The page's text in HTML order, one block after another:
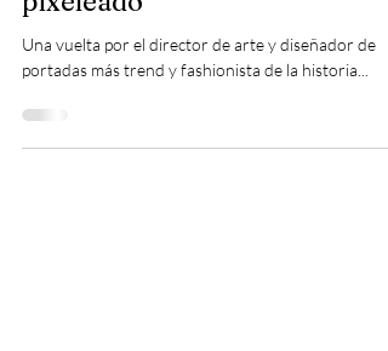
Peter Saville: el músico
pixeleado
portadas más trend y fashionista de la historia...